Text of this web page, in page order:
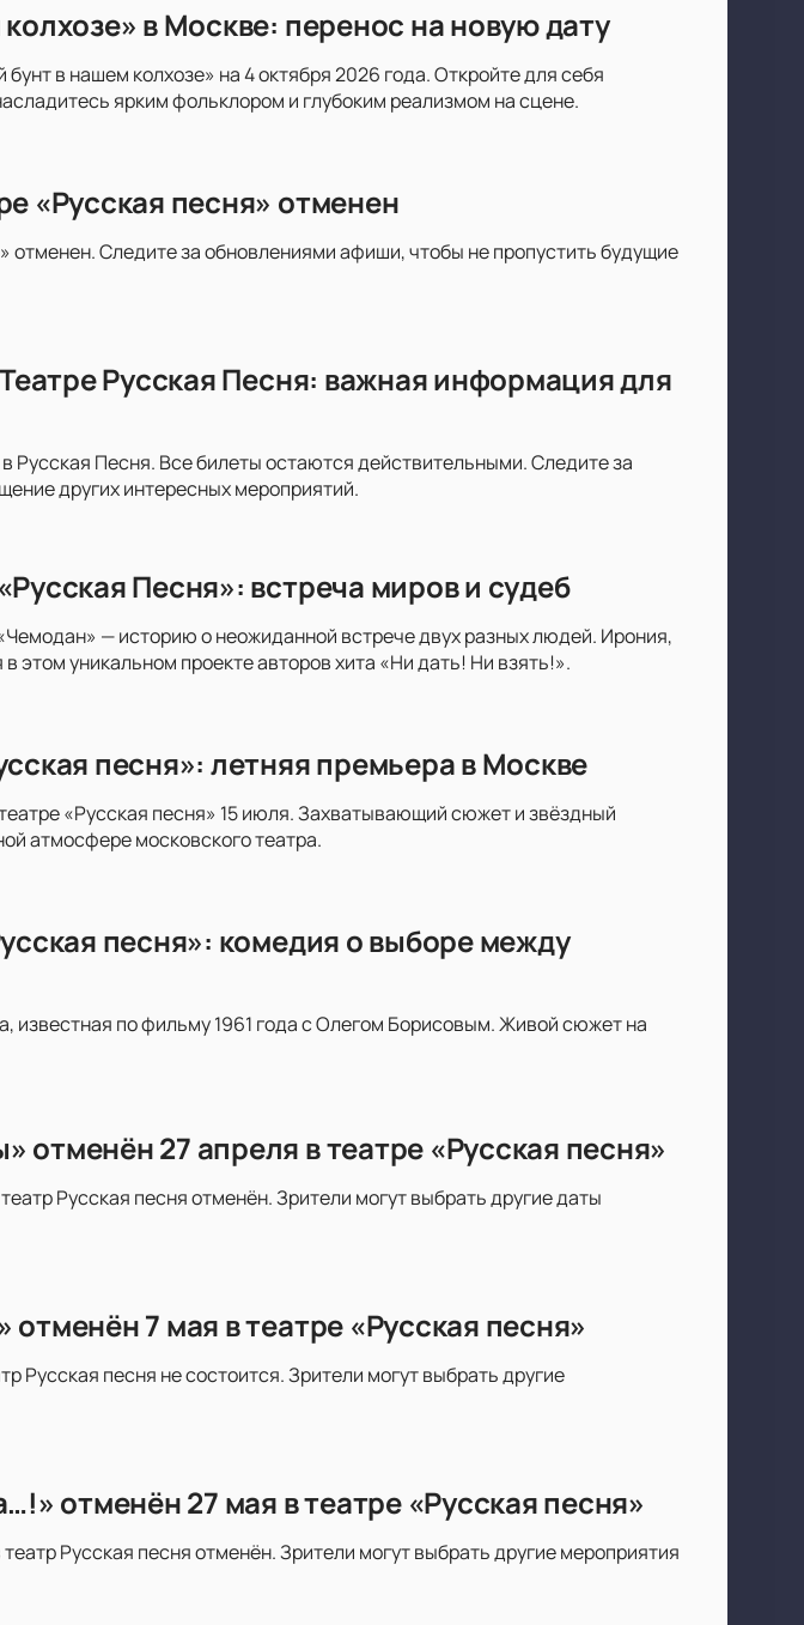
в Москве: перенос на новую дату
в нашем колхозе» на 4 октября 2026 года. Откройте для себя
ярким фольклором и глубоким реализмом на сцене.
«Русская песня» отменен
отменен. Следите за обновлениями афиши, чтобы не пропустить будущие
Русская Песня: важная информация для
Русская Песня. Все билеты остаются действительными. Следите за
других интересных мероприятий.
Песня»: встреча миров и судеб
— историю о неожиданной встрече двух разных людей. Ирония,
этом уникальном проекте авторов хита «Ни дать! Ни взять!».
песня»: летняя премьера в Москве
«Русская песня» 15 июля. Захватывающий сюжет и звёздный
атмосфере московского театра.
песня»: комедия о выборе между
известная по фильму 1961 года с Олегом Борисовым. Живой сюжет на
отменён 27 апреля в театре «Русская песня»
Русская песня отменён. Зрители могут выбрать другие даты
7 мая в театре «Русская песня»
Русская песня не состоится. Зрители могут выбрать другие
отменён 27 мая в театре «Русская песня»
Русская песня отменён. Зрители могут выбрать другие мероприятия